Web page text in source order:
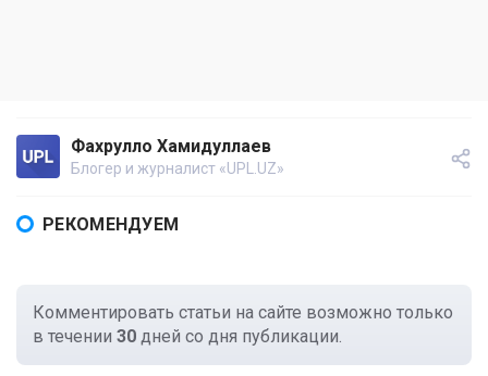
Фахрулло Хамидуллаев
Блогер и журналист «UPL.UZ»
РЕКОМЕНДУЕМ
Комментировать статьи на сайте возможно только
в течении 30 дней со дня публикации.